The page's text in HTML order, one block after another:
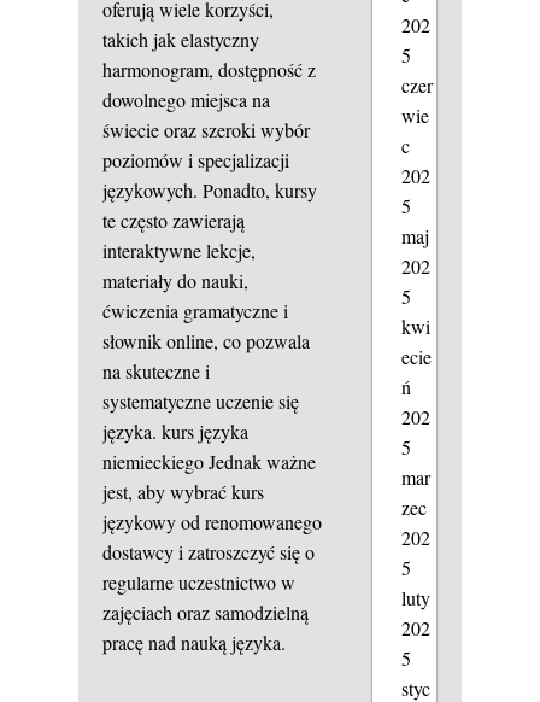
oferują wiele korzyści,
takich jak elastyczny
harmonogram, dostępność z
dowolnego miejsca na
świecie oraz szeroki wybór
poziomów i specjalizacji
językowych. Ponadto, kursy
te często zawierają
interaktywne lekcje,
materiały do nauki,
ćwiczenia gramatyczne i
słownik online, co pozwala
na skuteczne i
systematyczne uczenie się
języka. kurs języka
niemieckiegoJednak ważne
jest, aby wybrać kurs
językowy od renomowanego
dostawcy i zatroszczyć się o
regularne uczestnictwo w
zajęciach oraz samodzielną
pracę nad nauką języka.
202
5
czer
wie
c
202
5
maj
202
5
kwi
ecie
ń
202
5
mar
zec
202
5
luty
202
5
styc